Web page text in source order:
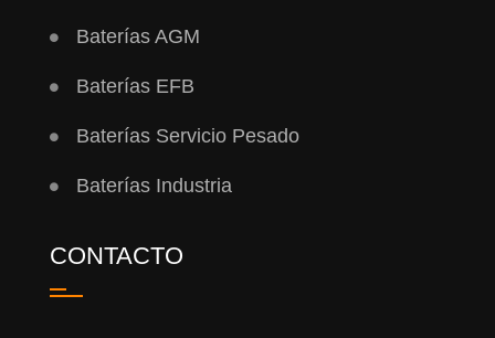
Baterías AGM
Baterías EFB
Baterías Servicio Pesado
Baterías Industria
CONTACTO